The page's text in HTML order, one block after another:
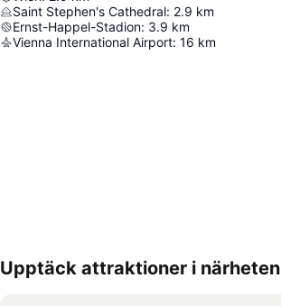
Saint Stephen's Cathedral: 2.9 km
Ernst-Happel-Stadion: 3.9 km
Vienna International Airport: 16 km
Förstora kartan
Upptäck attraktioner i närheten